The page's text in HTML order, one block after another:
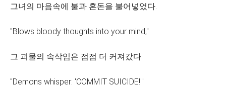
그녀의 마음속에 불과 혼돈을 불어넣었다.
"Blows bloody thoughts into your mind,"
그 괴물의 속삭임은 점점 더 커져갔다.
"Demons whisper: 'COMMIT SUICIDE!'"